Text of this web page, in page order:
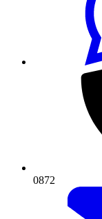
0872